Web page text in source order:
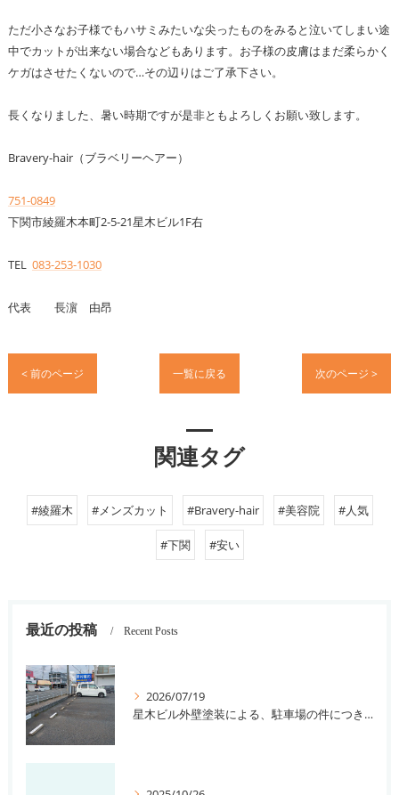
ただ小さなお子様でもハサミみたいな尖ったものをみると泣いてしまい途
中でカットが出来ない場合などもあります。お子様の皮膚はまだ柔らかく
ケガはさせたくないので…その辺りはご了承下さい。
長くなりました、暑い時期ですが是非ともよろしくお願い致します。
Bravery-hair（ブラベリーヘアー）
751-0849
下関市綾羅木本町2-5-21星木ビル1F右
TEL 083-253-1030
代表 長濵 由昂
< 前のページ 一覧に戻る 次のページ >
関連タグ
#綾羅木 #メンズカット #Bravery-hair #美容院 #人気
#下関 #安い
最近の投稿 Recent Posts
2026/07/19
星木ビル外壁塗装による、駐車場の件につきまして。